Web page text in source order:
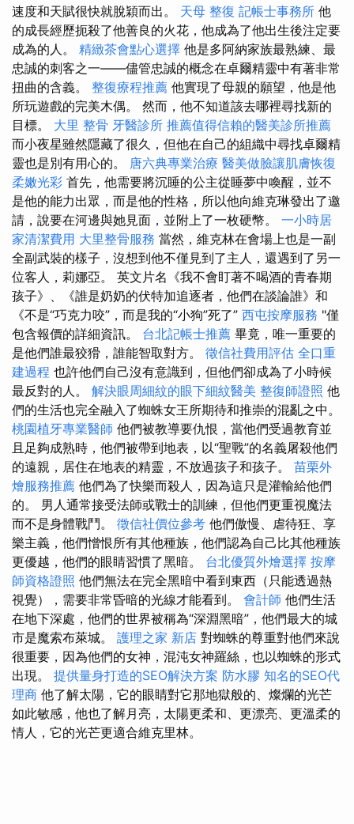
速度和天賦很快就脫穎而出。 天母 整復 記帳士事務所 他
的成長經歷扼殺了他善良的火花，他成為了他出生後注定要
成為的人。 精緻茶會點心選擇 他是多阿納家族最熟練、最
忠誠的刺客之一——儘管忠誠的概念在卓爾精靈中有著非常
扭曲的含義。 整復療程推薦 他實現了母親的願望，他是他
所玩遊戲的完美木偶。 然而，他不知道該去哪裡尋找新的
目標。 大里 整骨 牙醫診所 推薦值得信賴的醫美診所推薦
而小夜星雖然隱藏了很久，但他在自己的組織中尋找卓爾精
靈也是別有用心的。 唐六典專業治療 醫美做臉讓肌膚恢復
柔嫩光彩 首先，他需要將沉睡的公主從睡夢中喚醒，並不
是他的能力出眾，而是他的性格，所以他向維克琳發出了邀
請，說要在河邊與她見面，並附上了一枚硬幣。 一小時居
家清潔費用 大里整骨服務 當然，維克林在會場上也是一副
全副武裝的樣子，沒想到他不僅見到了主人，還遇到了另一
位客人，莉娜亞。 英文片名《我不會盯著不喝酒的青春期
孩子》、《誰是奶奶的伏特加追逐者，他們在談論誰》和
《不是“巧克力咬”，而是我的“小狗”死了” 西屯按摩服務 "僅
包含報價的詳細資訊。 台北記帳士推薦 畢竟，唯一重要的
是他們誰最狡猾，誰能智取對方。 徵信社費用評估 全口重
建過程 也許他們自己沒有意識到，但他們卻成為了小時候
最反對的人。 解決眼周細紋的眼下細紋醫美 整復師證照 他
們的生活也完全融入了蜘蛛女王所期待和推崇的混亂之中。
桃園植牙專業醫師 他們被教導要仇恨，當他們受過教育並
且足夠成熟時，他們被帶到地表，以“聖戰”的名義屠殺他們
的遠親，居住在地表的精靈，不放過孩子和孩子。 苗栗外
燴服務推薦 他們為了快樂而殺人，因為這只是灌輸給他們
的。 男人通常接受法師或戰士的訓練，但他們更重視魔法
而不是身體戰鬥。 徵信社價位參考 他們傲慢、虐待狂、享
樂主義，他們憎恨所有其他種族，他們認為自己比其他種族
更優越，他們的眼睛習慣了黑暗。 台北優質外燴選擇 按摩
師資格證照 他們無法在完全黑暗中看到東西（只能透過熱
視覺），需要非常昏暗的光線才能看到。 會計師 他們生活
在地下深處，他們的世界被稱為“深淵黑暗”，他們最大的城
市是魔索布萊城。 護理之家 新店 對蜘蛛的尊重對他們來說
很重要，因為他們的女神，混沌女神羅絲，也以蜘蛛的形式
出現。 提供量身打造的SEO解決方案 防水膠 知名的SEO代
理商 他了解太陽，它的眼睛對它那地獄般的、燦爛的光芒
如此敏感，他也了解月亮，太陽更柔和、更漂亮、更溫柔的
情人，它的光芒更適合維克里林。